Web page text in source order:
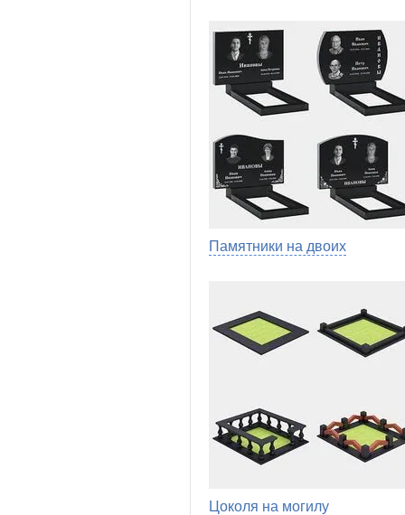
Памятники на двоих
Цоколя на могилу